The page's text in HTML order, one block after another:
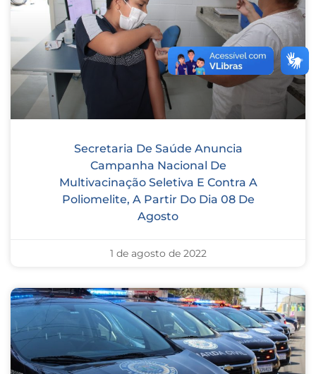
Secretaria De Saúde Anuncia
Campanha Nacional De
Multivacinação Seletiva E Contra A
Poliomelite, A Partir Do Dia 08 De
Agosto
1 de agosto de 2022